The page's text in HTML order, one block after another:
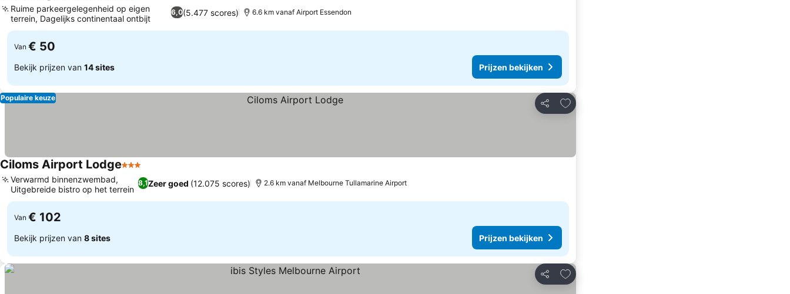
6,0(5.477 scores)
Ruime parkeergelegenheid op eigen
terrein, Dagelijks continentaal ontbijt
6.6 km vanaf Airport Essendon
Van € 50
Bekijk prijzen van 14 sites Prijzen bekijken
Delen
Toevoegen aan favorieten
Populaire keuze
Ciloms Airport Lodge3 Sterren
8,1Zeer goed (12.075 scores)
Verwarmd binnenzwembad,
Uitgebreide bistro op het terrein
2.6 km vanaf Melbourne Tullamarine Airport
Van € 102
Bekijk prijzen van 8 sites Prijzen bekijken
Delen
Toevoegen aan favorieten